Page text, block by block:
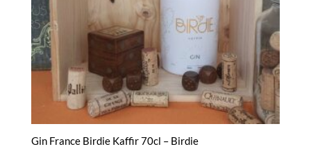
Gin France Birdie Kaffir 70cl – Birdie